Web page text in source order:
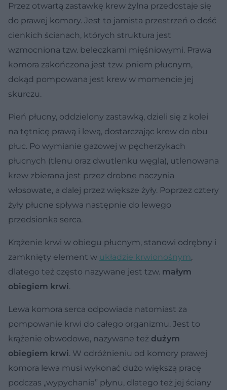
Przez otwartą zastawkę krew żylna przedostaje się
do prawej komory. Jest to jamista przestrzeń o dość
cienkich ścianach, których struktura jest
wzmocniona tzw. beleczkami mięśniowymi. Prawa
komora zakończona jest tzw. pniem płucnym,
dokąd pompowana jest krew w momencie jej
skurczu.
Pień płucny, oddzielony zastawką, dzieli się z kolei
na tętnicę prawą i lewą, dostarczając krew do obu
płuc. Po wymianie gazowej w pęcherzykach
płucnych (tlenu oraz dwutlenku węgla), utlenowana
krew zbierana jest przez drobne naczynia
włosowate, a dalej przez większe żyły. Poprzez cztery
żyły płucne spływa następnie do lewego
przedsionka serca.
Krążenie krwi w obiegu płucnym, stanowi odrębny i
zamknięty element w układzie krwionośnym,
dlatego też często nazywane jest tzw. małym
obiegiem krwi.
Lewa komora serca odpowiada natomiast za
pompowanie krwi do całego organizmu. Jest to
krążenie obwodowe, nazywane też dużym
obiegiem krwi. W odróżnieniu od komory prawej
komora lewa musi wykonać dużo większą pracę
podczas „wypychania” płynu, dlatego też jej ściany